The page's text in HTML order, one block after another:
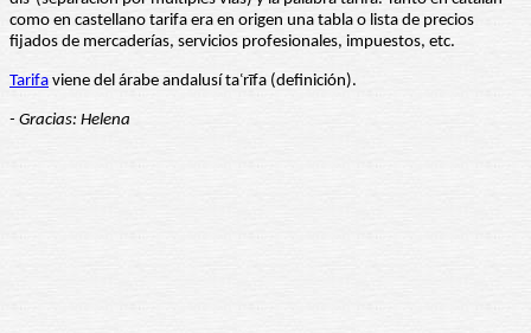
como en castellano tarifa era en origen una tabla o lista de precios
fijados de mercaderías, servicios profesionales, impuestos, etc.
Tarifa viene del árabe andalusí taʿrīfa (definición).
- Gracias: Helena